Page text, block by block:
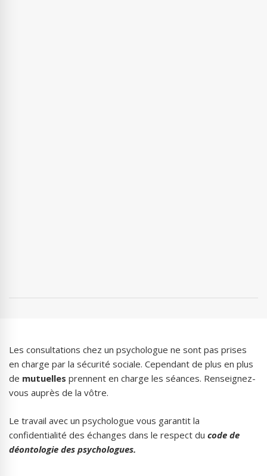
Les consultations chez un psychologue ne sont pas prises
en charge par la sécurité sociale. Cependant de plus en plus
de mutuelles prennent en charge les séances. Renseignez-
vous auprès de la vôtre.
Le travail avec un psychologue vous garantit la
confidentialité des échanges dans le respect du code de
déontologie des psychologues.